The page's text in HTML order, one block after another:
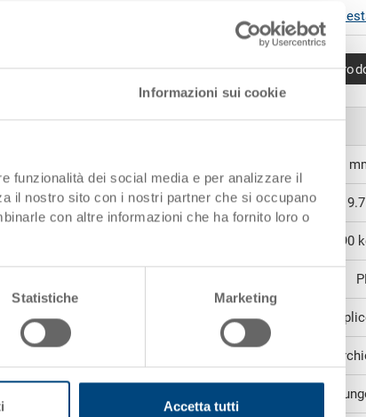
Informazioni sui cookie
funzionalità dei social media e per analizzare il
il nostro sito con i nostri partner che si occupano
con altre informazioni che ha fornito loro o
Statistiche Marketing
Accetta tutti
Altri colori su
offerta Confronta
260 x 160 x 217
9.7 l
0,90
impugnatura
impilabile tramite
su un lato